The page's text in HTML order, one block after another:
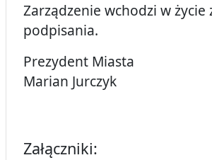
Zarządzenie wchodzi w życie
podpisania.
Prezydent Miasta
Marian Jurczyk
Załączniki: